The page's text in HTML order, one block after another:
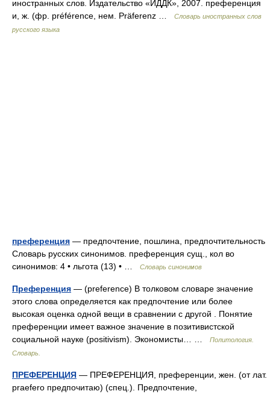
иностранных слов. Издательство «ИДДК», 2007. преференция
и, ж. (фр. préférence, нем. Präferenz …
Словарь иностранных слов
русского языка
преференция — предпочтение, пошлина, предпочтительность
Словарь русских синонимов. преференция сущ., кол во
синонимов: 4 • льгота (13) • …
Словарь синонимов
Преференция — (preference) В толковом словаре значение
этого слова определяется как предпочтение или более
высокая оценка одной вещи в сравнении с другой . Понятие
преференции имеет важное значение в позитивистской
социальной науке (positivism). Экономисты… …
Политология.
Словарь.
ПРЕФЕРЕНЦИЯ — ПРЕФЕРЕНЦИЯ, преференции, жен. (от лат.
praefero предпочитаю) (спец.). Предпочтение,